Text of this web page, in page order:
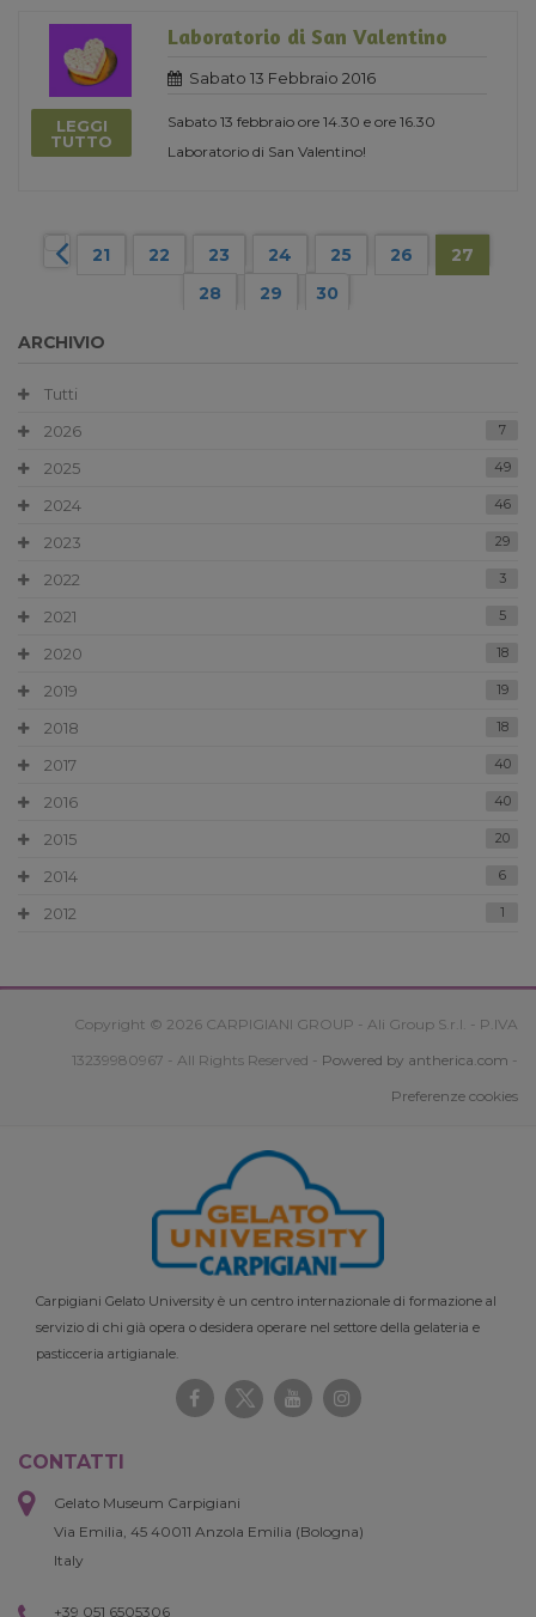
LEGGI
TUTTO
Laboratorio di San Valentino
Sabato 13 Febbraio 2016
Sabato 13 febbraio ore 14.30 e ore 16.30
Laboratorio di San Valentino!
21 22 23 24 25 26
27
28
29 30
ARCHIVIO
Tutti
2026
7
2025 49
2024 46
2023 29
2022 3
2021 5
2020 18
2019 19
2018 18
2017 40
2016 40
2015 20
2014 6
2012 1
Copyright © 2026 CARPIGIANI GROUP - Ali Group S.r.l. - P.IVA
13239980967 - All Rights Reserved - Powered by antherica.com -
Preferenze cookies
Carpigiani Gelato University è un centro internazionale di formazione al
servizio di chi già opera o desidera operare nel settore della gelateria e
pasticceria artigianale.
CONTATTI
Gelato Museum Carpigiani
Via Emilia, 45 40011 Anzola Emilia (Bologna)
Italy
+39 051 6505306